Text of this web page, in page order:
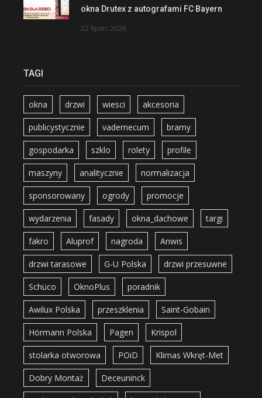
okna Drutex z autografami FC Bayern
22 lipiec 2026
TAGI
okna drzwi wiesci akcesoria
publicystycznie vademecum bramy
gospodarka szklo rolety profile
maszyny analitycznie normalizacja
sponsorowany ogrody promocje
wydarzenia fasady okna_dachowe targi
fakro Aluprof nagroda Anwis
drzwi tarasowe G-U Polska drzwi przesuwne
Schüco OknoPlus poradnik
Awilux Polska przeszklenia Saint-Gobain
Hörmann Polska Pagen Krispol
stolarka otworowa POiD Klimas Wkręt-Met
Dobry Montaż Deceuninck